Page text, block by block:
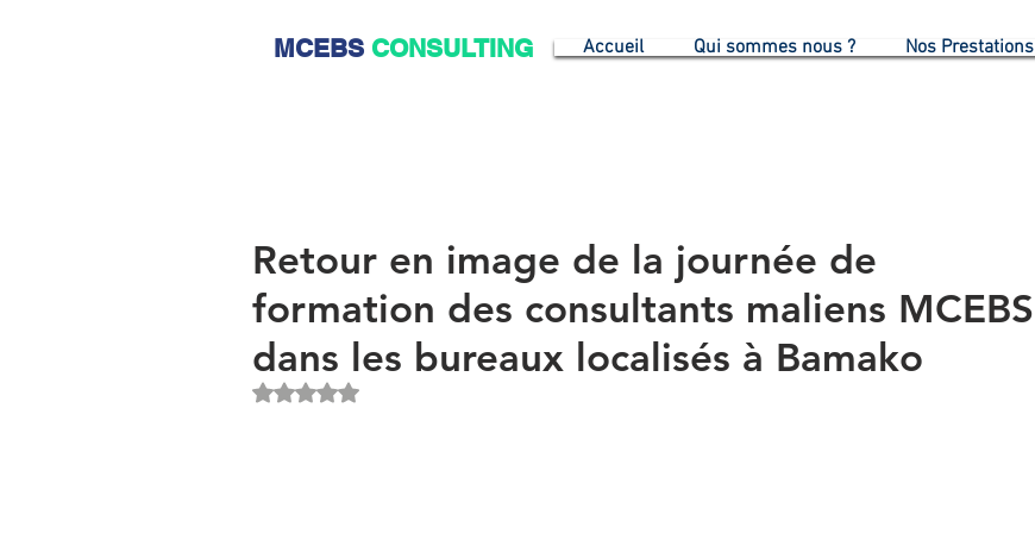
MCEBS CONSULTING Accueil Qui sommes nous ? Nos Prestations
Retour en image de la journée de
formation des consultants maliens MCEBS
dans les bureaux localisés à Bamako
Noté NaN étoiles sur 5.